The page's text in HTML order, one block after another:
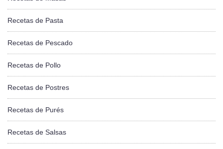
Recetas de Pasta
Recetas de Pescado
Recetas de Pollo
Recetas de Postres
Recetas de Purés
Recetas de Salsas